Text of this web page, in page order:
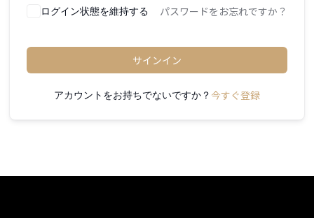
ログイン状態を維持する パスワードをお忘れですか？
サインイン
アカウントをお持ちでないですか？ 今すぐ登録